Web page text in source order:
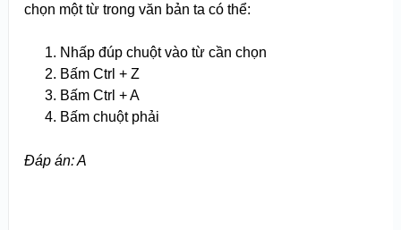
chọn một từ trong văn bản ta có thể:
Nhấp đúp chuột vào từ cần chọn
Bấm Ctrl + Z
Bấm Ctrl + A
Bấm chuột phải
Đáp án: A